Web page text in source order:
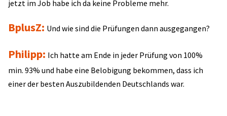
jetzt im Job habe ich da keine Probleme mehr.
BplusZ: Und wie sind die Prüfungen dann ausgegangen?
Philipp: Ich hatte am Ende in jeder Prüfung von 100%
min. 93% und habe eine Belobigung bekommen, dass ich
einer der besten Auszubildenden Deutschlands war.